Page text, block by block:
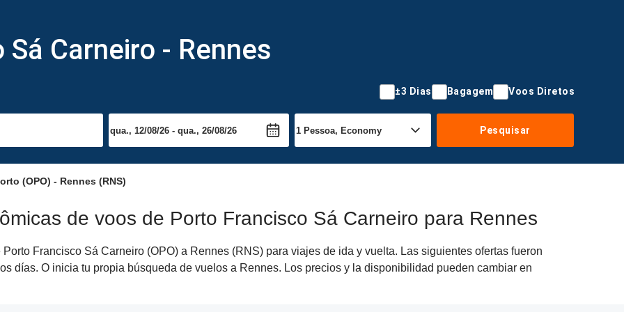
Carneiro - Rennes
±3 Dias Bagagem Voos Diretos
Pesquisar
(OPO) - Rennes (RNS)
de voos de Porto Francisco Sá Carneiro para Rennes
Francisco Sá Carneiro (OPO) a Rennes (RNS) para viajes de ida y vuelta. Las siguientes ofertas fueron
días. O inicia tu propia búsqueda de vuelos a Rennes. Los precios y la disponibilidad pueden cambiar en